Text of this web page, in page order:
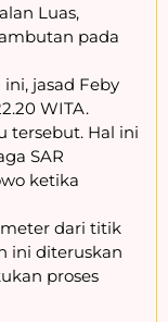
Luas,
pada
jasad Feby
WITA.
tersebut. Hal ini
SAR
ketika
dari titik
ini diteruskan
proses